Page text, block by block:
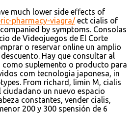
much lower side effects of
pharmacy-viagra/ect cialis of
by symptoms. Consolas
de Videojuegos de El Corte
o reservar online un amplio
Hay que consultar al
como suplemento o producto para
com tecnologia japonesa, in
From richard, limin M, cialis
ciudadano un nuevo espacio
constantes, vender cialis,
200 y 300 spensión de 6